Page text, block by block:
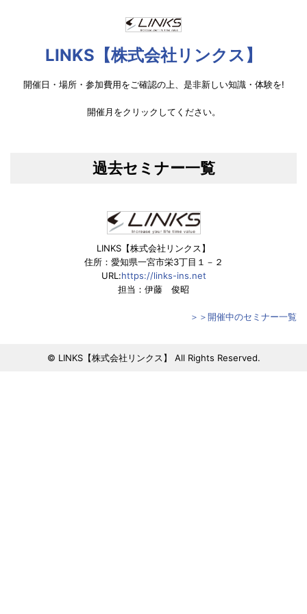
LINKS【株式会社リンクス】
開催日・場所・参加費用をご確認の上、是非新しい知識・体験を!
開催月をクリックしてください。
過去セミナー一覧
LINKS【株式会社リンクス】
住所：愛知県一宮市栄3丁目１－２
URL:https://links-ins.net
担当：伊藤 俊昭
＞＞開催中のセミナー一覧
© LINKS【株式会社リンクス】 All Rights Reserved.